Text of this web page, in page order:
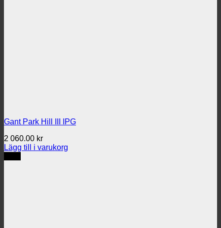
Gant Park Hill III IPG
2 060.00 kr
Lägg till i varukorg